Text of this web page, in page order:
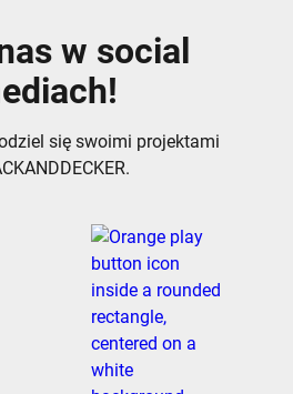
w social
się swoimi projektami